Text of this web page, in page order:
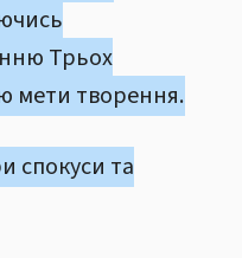
Трьох
мети творення.
спокуси та